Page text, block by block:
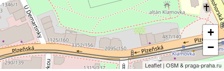
+
−
Leaflet | OSM & praga-praha.ru